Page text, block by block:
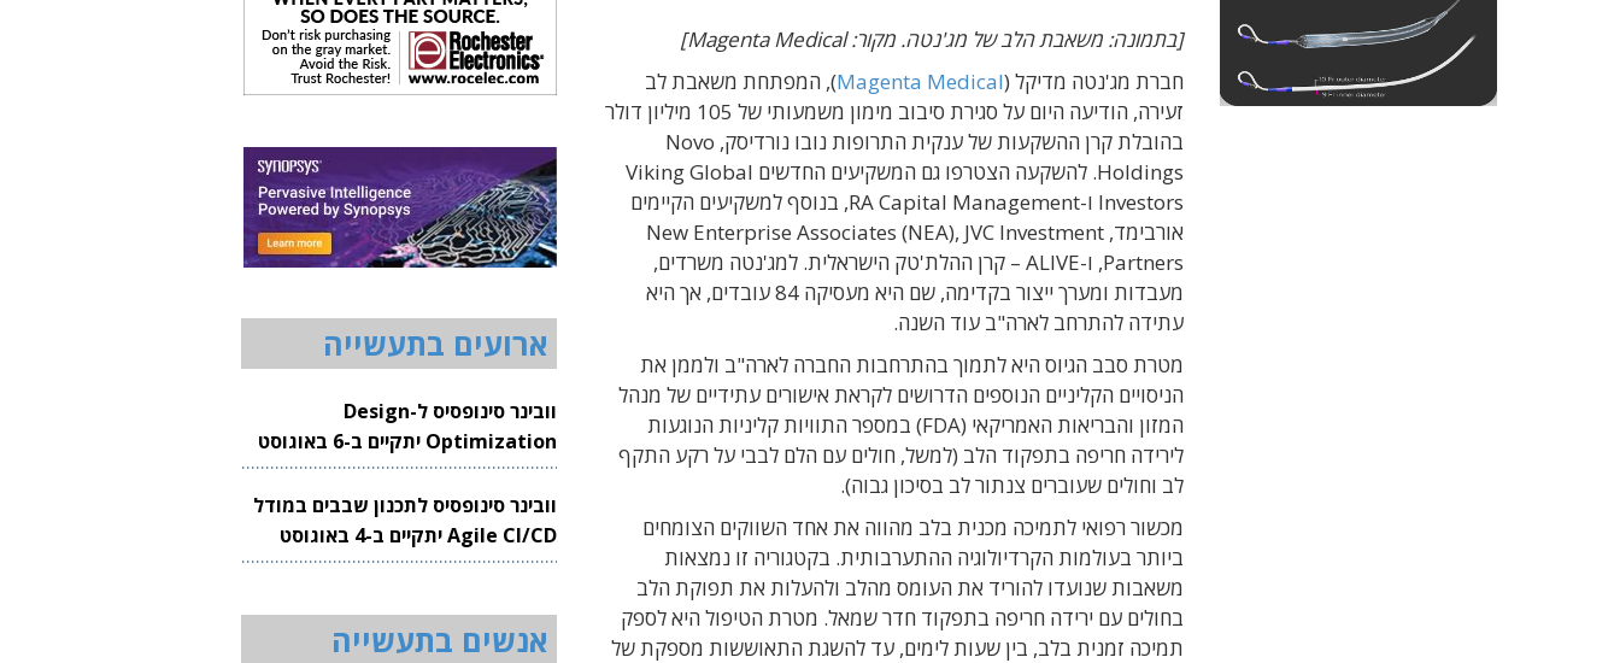
[בתמונה: משאבת הלב של מג'נטה. מקור: Magenta Medical]
חברת מג'נטה מדיקל (Magenta Medical), המפתחת משאבת לב
זעירה, הודיעה היום על סגירת סיבוב מימון משמעותי של 105 מיליון דולר
בהובלת קרן ההשקעות של ענקית התרופות נובו נורדיסק, Novo
Holdings. להשקעה הצטרפו גם המשקיעים החדשים Viking Global
Investors ו-RA Capital Management, בנוסף למשקיעים הקיימים
אורבימד, New Enterprise Associates (NEA), JVC Investment
Partners, ו-ALIVE – קרן ההלת'טק הישראלית. למג'נטה משרדים,
מעבדות ומערך ייצור בקדימה, שם היא מעסיקה 84 עובדים, אך היא
עתידה להתרחב לארה"ב עוד השנה.
מטרת סבב הגיוס היא לתמוך בהתרחבות החברה לארה"ב ולממן את
הניסויים הקליניים הנוספים הדרושים לקראת אישורים עתידיים של מנהל
המזון והבריאות האמריקאי (FDA) במספר התוויות קליניות הנוגעות
לירידה חריפה בתפקוד הלב (למשל, חולים עם הלם לבבי על רקע התקף
לב וחולים שעוברים צנתור לב בסיכון גבוה).
מכשור רפואי לתמיכה מכנית בלב מהווה את אחד השווקים הצומחים
ביותר בעולמות הקרדיולוגיה ההתערבותית. בקטגוריה זו נמצאות
משאבות שנועדו להוריד את העומס מהלב ולהעלות את תפוקת הלב
בחולים עם ירידה חריפה בתפקוד חדר שמאל. מטרת הטיפול היא לספק
תמיכה זמנית בלב, בין שעות לימים, עד להשגת התאוששות מספקת של
ארועים בתעשייה
וובינר סינופסיס ל-Design
Optimization יתקיים ב-6 באוגוסט
2026
וובינר סינופסיס לתכנון שבבים במודל
Agile CI/CD יתקיים ב-4 באוגוסט
2026
אנשים בתעשייה